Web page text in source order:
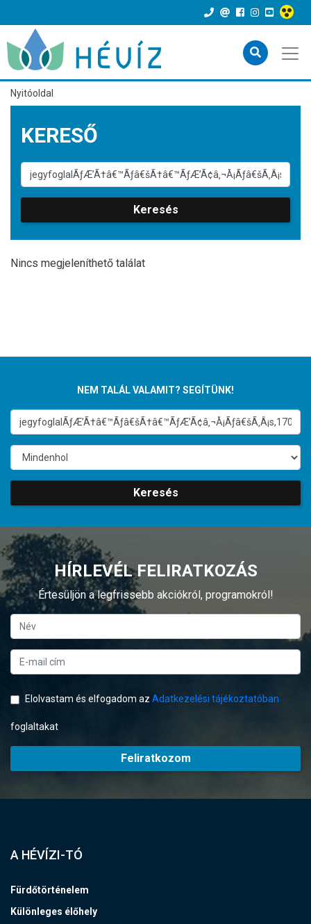
Nyitóoldal
KERESŐ
Keresés
Nincs megjeleníthető találat
NEM TALÁL VALAMIT? SEGÍTÜNK!
Keresés
HÍRLEVÉL FELIRATKOZÁS
Értesüljön a legfrissebb akciókról, programokról!
Elolvastam és elfogadom az Adatkezelési tájékoztatóban
foglaltakat
Feliratkozom
A HÉVÍZI-TÓ
Fürdőtörténelem
Különleges élőhely